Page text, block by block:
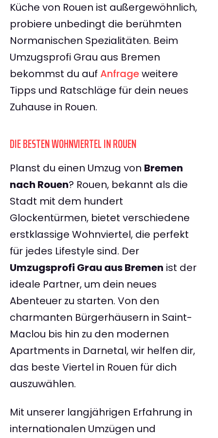
Küche von Rouen ist außergewöhnlich,
probiere unbedingt die berühmten
Normanischen Spezialitäten. Beim
Umzugsprofi Grau aus Bremen
bekommst du auf Anfrageweitere
Tipps und Ratschläge für dein neues
Zuhause in Rouen.
DIE BESTEN WOHNVIERTEL IN ROUEN
Planst du einen Umzug von Bremen
nach Rouen? Rouen, bekannt als die
Stadt mit dem hundert
Glockentürmen, bietet verschiedene
erstklassige Wohnviertel, die perfekt
für jedes Lifestyle sind. Der
Umzugsprofi Grau aus Bremen ist der
ideale Partner, um dein neues
Abenteuer zu starten. Von den
charmanten Bürgerhäusern in Saint-
Maclou bis hin zu den modernen
Apartments in Darnetal, wir helfen dir,
das beste Viertel in Rouen für dich
auszuwählen.
Mit unserer langjährigen Erfahrung in
internationalen Umzügen und